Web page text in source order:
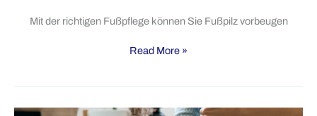
Mit der richtigen Fußpflege können Sie Fußpilz vorbeugen
Fusspilz
der
Read More »